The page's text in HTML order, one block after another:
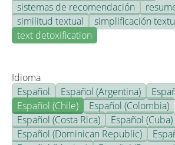
sistemas de recomendación
similitud textual
simplificación
text detoxification
Idioma
Español
Español (Argentina)
Español (Chile)
Español (Colombia)
Español (Costa Rica)
Español (Cuba)
Español (Dominican Republic)